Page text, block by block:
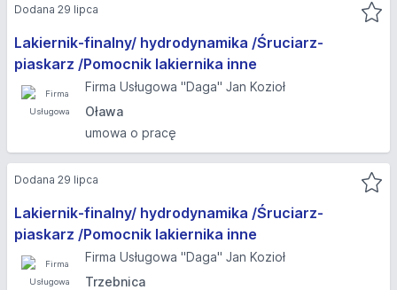
Lakiernik-finalny/ hydrodynamika /Śruciarz-
piaskarz /Pomocnik lakiernika inne
Firma Usługowa "Daga" Jan Kozioł
Oława
umowa o pracę
Dodana 29 lipca
Lakiernik-finalny/ hydrodynamika /Śruciarz-
piaskarz /Pomocnik lakiernika inne
Firma Usługowa "Daga" Jan Kozioł
Trzebnica
Dodana 29 lipca